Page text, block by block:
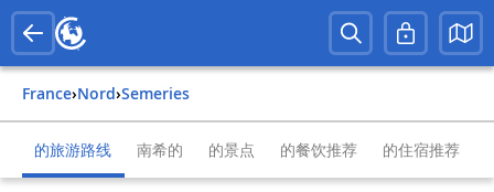
France› Nord› Semeries
的旅游路线 南希的 的景点 的餐饮推荐 的住宿推荐